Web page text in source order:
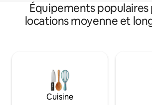
Équipements populaires
locations moyenne et
Cuisine